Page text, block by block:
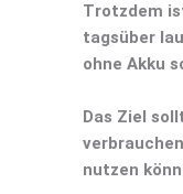
Trotzdem
tagsüber
ohne Akku
Das Ziel
verbrauchen
nutzen